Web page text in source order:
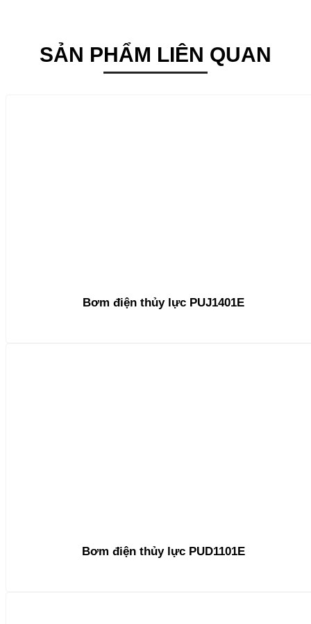
SẢN PHẨM LIÊN QUAN
Bơm điện thủy lực PUJ1401E
Bơm điện thủy lực PUD1101E